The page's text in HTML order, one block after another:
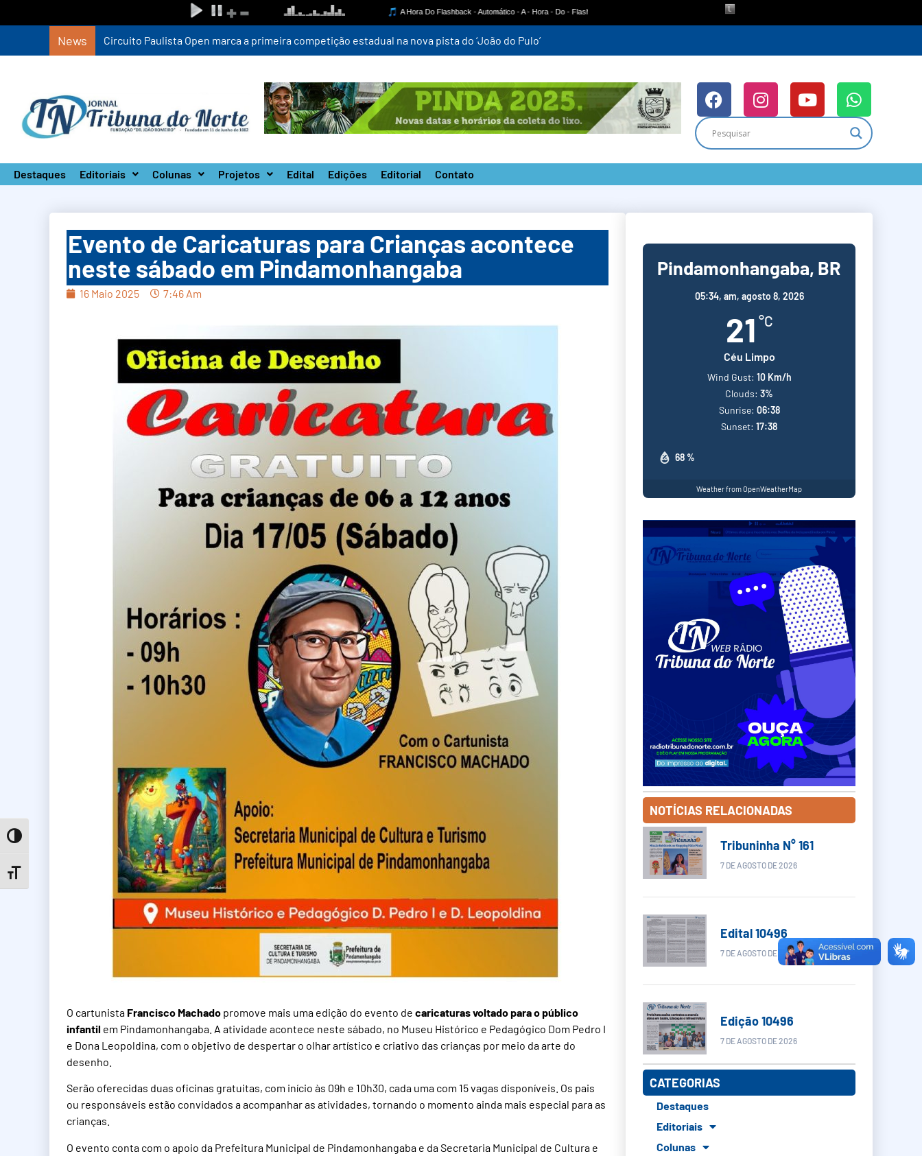
Toggle High Contrast
Toggle Font size
News Circuito Paulista Open marca a primeira competição estadual na nova pista do ‘João do Pulo’
Destaques Editoriais Colunas Projetos Edital Edições Editorial Contato
Evento de Caricaturas para Crianças acontece
neste sábado em Pindamonhangaba
16 Maio 2025 7:46 Am
O cartunista Francisco Machado promove mais uma edição do evento de caricaturas voltado para o público
infantil em Pindamonhangaba. A atividade acontece neste sábado, no Museu Histórico e Pedagógico Dom Pedro I
e Dona Leopoldina, com o objetivo de despertar o olhar artístico e criativo das crianças por meio da arte do
desenho.
Serão oferecidas duas oficinas gratuitas, com início às 09h e 10h30, cada uma com 15 vagas disponíveis. Os pais
ou responsáveis estão convidados a acompanhar as atividades, tornando o momento ainda mais especial para as
crianças.
O evento conta com o apoio da Prefeitura Municipal de Pindamonhangaba e da Secretaria Municipal de Cultura e
Pindamonhangaba, BR
05:34, am, agosto 8, 2026
21 °C
Céu Limpo
68 %
Wind Gust: 10 Km/h
Clouds: 3%
Sunrise: 06:38
Sunset: 17:38
Weather from OpenWeatherMap
NOTÍCIAS RELACIONADAS
Tribuninha N° 161
7 DE AGOSTO DE 2026
Edital 10496
7 DE AGOSTO DE 2026
Edição 10496
7 DE AGOSTO DE 2026
CATEGORIAS
Destaques
Editoriais
Colunas